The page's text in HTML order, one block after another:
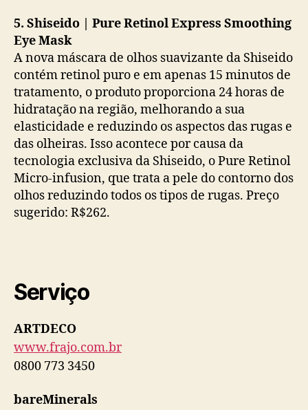
5. Shiseido | Pure Retinol Express Smoothing
Eye Mask
A nova máscara de olhos suavizante da Shiseido
contém retinol puro e em apenas 15 minutos de
tratamento, o produto proporciona 24 horas de
hidratação na região, melhorando a sua
elasticidade e reduzindo os aspectos das rugas e
das olheiras. Isso acontece por causa da
tecnologia exclusiva da Shiseido, o Pure Retinol
Micro-infusion, que trata a pele do contorno dos
olhos reduzindo todos os tipos de rugas. Preço
sugerido: R$262.
Serviço
ARTDECO
www.frajo.com.br
0800 773 3450
bareMinerals